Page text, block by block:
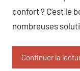
confort ? C’est le
nombreuses
Continuer la